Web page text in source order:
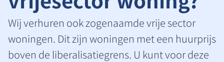
Wij verhuren ook zogenaamde vrije sector
woningen. Dit zijn woningen met een huurprijs
boven de liberalisatiegrens. U kunt voor deze